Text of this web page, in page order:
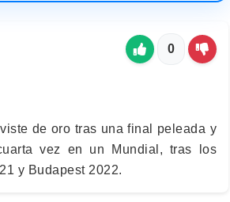
0
de oro tras una final peleada y
vez en un Mundial, tras los
y Budapest 2022.